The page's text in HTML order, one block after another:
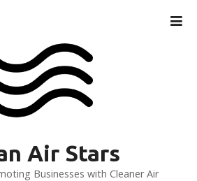
Air Stars
Businesses with Cleaner Air